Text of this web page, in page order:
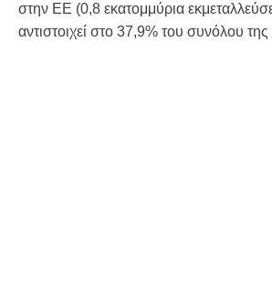
στην ΕΕ (0,8 εκατομμύρια
αντιστοιχεί στο 37,9% του συνόλου